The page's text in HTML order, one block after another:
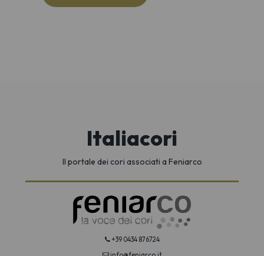
Italiacori
Il portale dei cori associati a Feniarco
+39 0434 876724